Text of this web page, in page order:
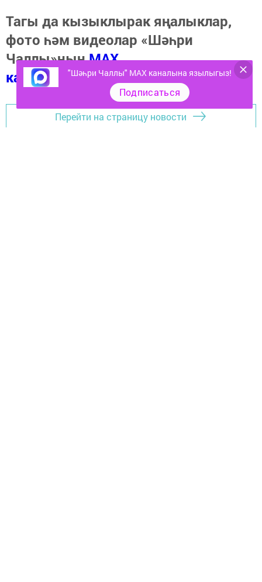
Тагы да кызыклырак яңалыклар,
фото һәм видеолар «Шәһри
Чаллы»ныңMAX
каналында(язылыгыз).
Перейти на страницу новости
"Шәһри Чаллы" MAX каналына язылыгыз!
Подписаться